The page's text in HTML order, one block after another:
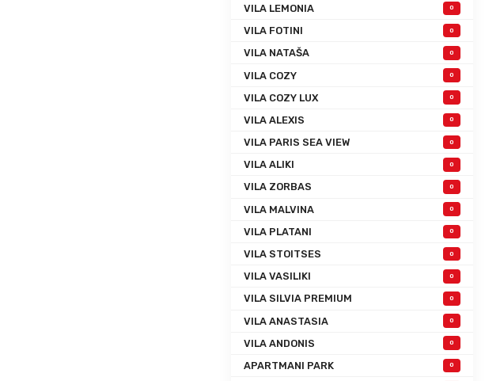
VILA LEMONIA 0
VILA FOTINI 0
VILA NATAŠA 0
VILA COZY 0
VILA COZY LUX 0
VILA ALEXIS 0
VILA PARIS SEA VIEW 0
VILA ALIKI 0
VILA ZORBAS 0
VILA MALVINA 0
VILA PLATANI 0
VILA STOITSES 0
VILA VASILIKI 0
VILA SILVIA PREMIUM 0
VILA ANASTASIA 0
VILA ANDONIS 0
APARTMANI PARK 0